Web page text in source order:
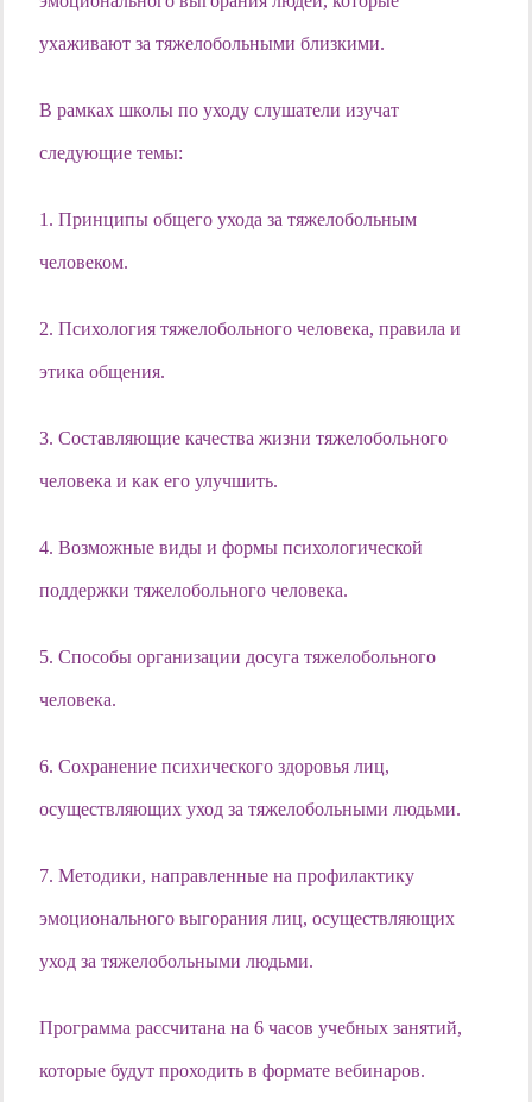
ухаживают за тяжелобольными близкими.
В рамках школы по уходу слушатели изучат
следующие темы:
1. Принципы общего ухода за тяжелобольным
человеком.
2. Психология тяжелобольного человека, правила и
этика общения.
3. Составляющие качества жизни тяжелобольного
человека и как его улучшить.
4. Возможные виды и формы психологической
поддержки тяжелобольного человека.
5. Способы организации досуга тяжелобольного
человека.
6. Сохранение психического здоровья лиц,
осуществляющих уход за тяжелобольными людьми.
7. Методики, направленные на профилактику
эмоционального выгорания лиц, осуществляющих
уход за тяжелобольными людьми.
Программа рассчитана на 6 часов учебных занятий,
которые будут проходить в формате вебинаров.